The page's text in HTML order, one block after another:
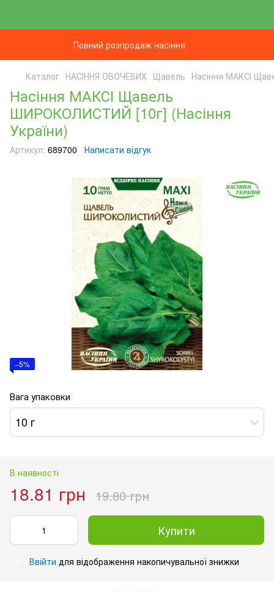
Повний розпродаж насіння
Каталог НАСІННЯ ОВОЧЕВИХ Щавель Насіння МАКСІ
Насіння МАКСІ Щавель
ШИРОКОЛИСТИЙ [10г] (Насіння
України)
Артикул: 689700 Написати відгук
−5%
Вага упаковки
10 г
В наявності
18.81 грн 19.80 грн
Купити
Ввійти для відображення накопичувальної знижки